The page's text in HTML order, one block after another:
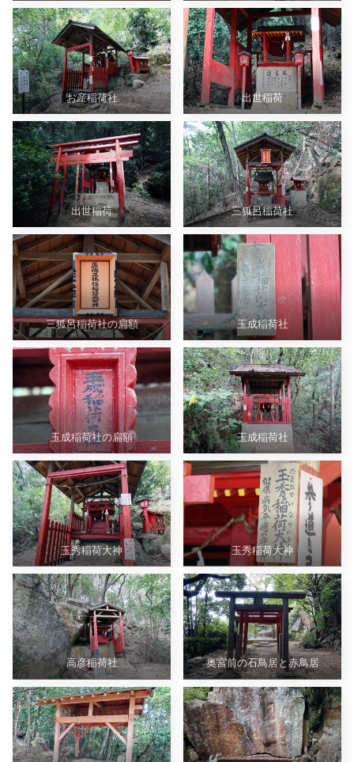
お産稲荷社 出世稲荷
出世稲荷 三狐呂稲荷社
三狐呂稲荷社の扁額 玉成稲荷社
玉成稲荷社の扁額 玉成稲荷社
玉秀稲荷大神 玉秀稲荷大神
高彦稲荷社 奥宮前の石鳥居と赤鳥居